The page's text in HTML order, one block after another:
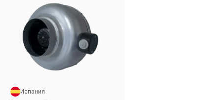
Канальный вентилятор
Soler&Palau VENT-200NK
12 997 грн
Купить
В наличииИспания